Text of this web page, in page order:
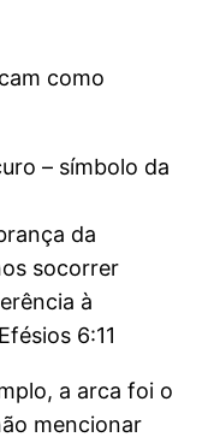
como
– símbolo da
da
socorrer
à
6:11
a arca foi o
mencionar